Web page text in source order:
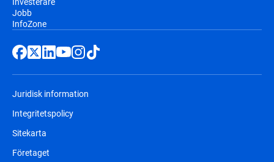
Jobb
InfoZone
Juridisk information
Integritetspolicy
Sitekarta
Företaget